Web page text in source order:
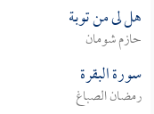
هل لى من توبة
حازم شومان
سورة البقرة
رمضان الصباغ